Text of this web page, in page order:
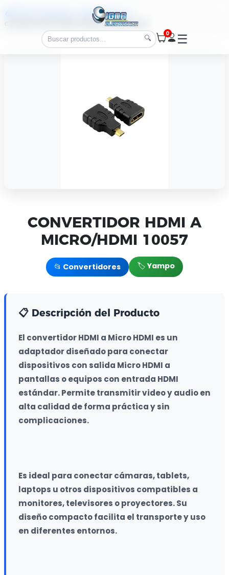
🔍
0 ☰
Convertidores
CONVERTIDOR HDMI A MICRO/HDMI 10057
CONVERTIDOR HDMI A
MICRO/HDMI 10057
📂 Convertidores 🏷️ Yampo
📋 Descripción del Producto
El convertidor HDMI a Micro HDMI es un
adaptador diseñado para conectar
dispositivos con salida Micro HDMI a
pantallas o equipos con entrada HDMI
estándar. Permite transmitir video y audio en
alta calidad de forma práctica y sin
complicaciones.
Es ideal para conectar cámaras, tablets,
laptops u otros dispositivos compatibles a
monitores, televisores o proyectores. Su
diseño compacto facilita el transporte y uso
en diferentes entornos.